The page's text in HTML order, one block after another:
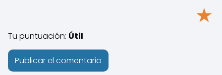
★
Tu puntuación: Útil